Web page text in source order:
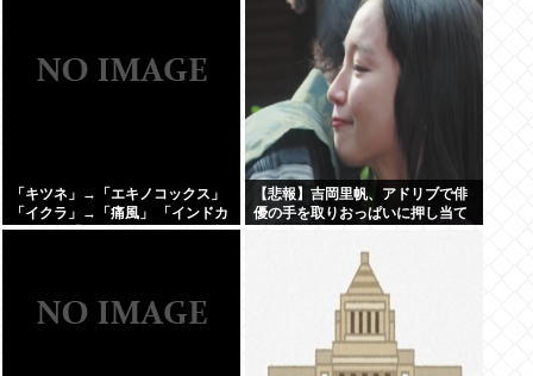
「キツネ」→「エキノコックス」
「イクラ」→「痛風」 「インドカ
レー」→「ネパール」みたいな合
【悲報】吉岡里帆、アドリブで俳
優の手を取りおっぱいに押し当て